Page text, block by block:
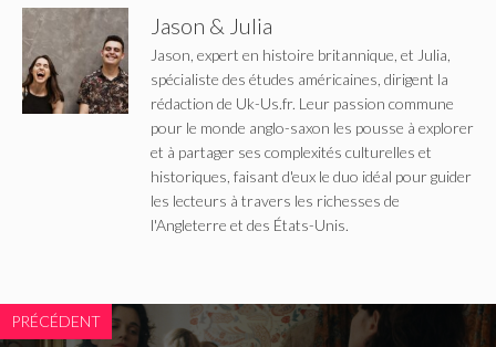
Jason & Julia
Jason, expert en histoire britannique, et Julia,
spécialiste des études américaines, dirigent la
rédaction de Uk-Us.fr. Leur passion commune
pour le monde anglo-saxon les pousse à explorer
et à partager ses complexités culturelles et
historiques, faisant d'eux le duo idéal pour guider
les lecteurs à travers les richesses de
l'Angleterre et des États-Unis.
PRÉCÉDENT